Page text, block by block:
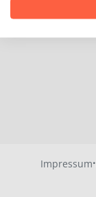
Impressum·